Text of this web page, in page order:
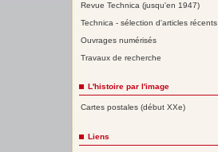
Revue Technica (jusqu'en 1947)
Technica - sélection d'articles récents
Ouvrages numérisés
Travaux de recherche
L'histoire par l'image
Cartes postales (début XXe)
Liens